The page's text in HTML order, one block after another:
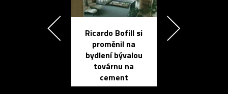
Ricardo Bofill si
proměnil na
bydlení bývalou
továrnu na
cement